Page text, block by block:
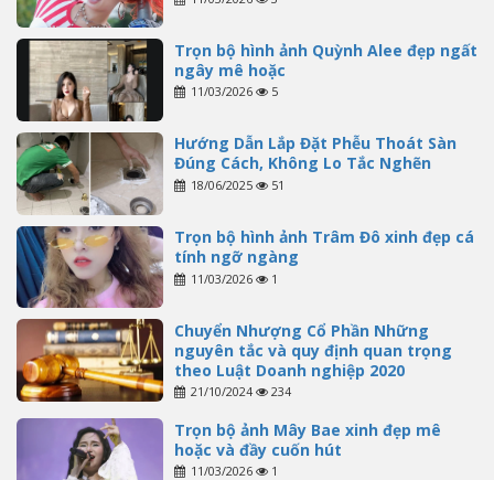
Trọn bộ hình ảnh Quỳnh Alee đẹp ngất
ngây mê hoặc
11/03/2026 5
Hướng Dẫn Lắp Đặt Phễu Thoát Sàn
Đúng Cách, Không Lo Tắc Nghẽn
18/06/2025 51
Trọn bộ hình ảnh Trâm Đô xinh đẹp cá
tính ngỡ ngàng
11/03/2026 1
Chuyển Nhượng Cổ Phần Những
nguyên tắc và quy định quan trọng
theo Luật Doanh nghiệp 2020
21/10/2024 234
Trọn bộ ảnh Mây Bae xinh đẹp mê
hoặc và đầy cuốn hút
11/03/2026 1